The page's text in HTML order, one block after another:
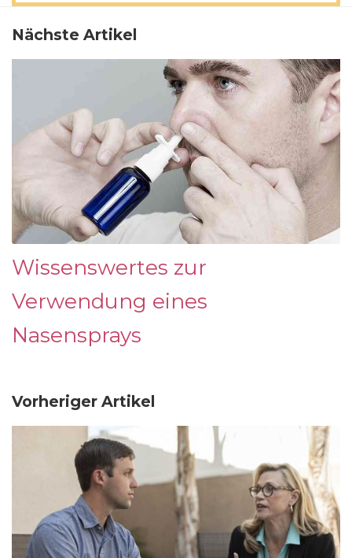
Nächste Artikel
Wissenswertes zur
Verwendung eines
Nasensprays
Vorheriger Artikel